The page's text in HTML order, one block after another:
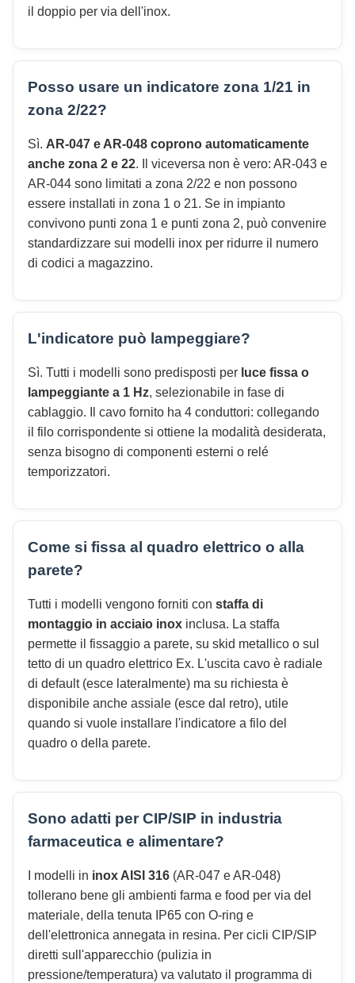
il doppio per via dell'inox.
Posso usare un indicatore zona 1/21 in
zona 2/22?
Sì. AR-047 e AR-048 coprono automaticamente
anche zona 2 e 22. Il viceversa non è vero: AR-043 e
AR-044 sono limitati a zona 2/22 e non possono
essere installati in zona 1 o 21. Se in impianto
convivono punti zona 1 e punti zona 2, può convenire
standardizzare sui modelli inox per ridurre il numero
di codici a magazzino.
L'indicatore può lampeggiare?
Sì. Tutti i modelli sono predisposti per luce fissa o
lampeggiante a 1 Hz, selezionabile in fase di
cablaggio. Il cavo fornito ha 4 conduttori: collegando
il filo corrispondente si ottiene la modalità desiderata,
senza bisogno di componenti esterni o relé
temporizzatori.
Come si fissa al quadro elettrico o alla
parete?
Tutti i modelli vengono forniti con staffa di
montaggio in acciaio inox inclusa. La staffa
permette il fissaggio a parete, su skid metallico o sul
tetto di un quadro elettrico Ex. L'uscita cavo è radiale
di default (esce lateralmente) ma su richiesta è
disponibile anche assiale (esce dal retro), utile
quando si vuole installare l'indicatore a filo del
quadro o della parete.
Sono adatti per CIP/SIP in industria
farmaceutica e alimentare?
I modelli in inox AISI 316 (AR-047 e AR-048)
tollerano bene gli ambienti farma e food per via del
materiale, della tenuta IP65 con O-ring e
dell'elettronica annegata in resina. Per cicli CIP/SIP
diretti sull'apparecchio (pulizia in
pressione/temperatura) va valutato il programma di